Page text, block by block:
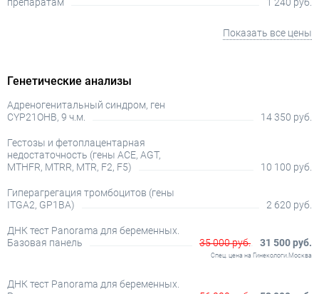
Показать все цены
Генетические анализы
Адреногенитальный синдром, ген
CYP21OHB, 9 ч.м.
14 350 руб.
Гестозы и фетоплацентарная
недостаточность (гены ACE, AGT,
MTHFR, MTRR, MTR, F2, F5)
10 100 руб.
Гиперагрегация тромбоцитов (гены
ITGA2, GP1BA)
2 620 руб.
ДНК тест Panorama для беременных.
Базовая панель
35 000 руб. 31 500 руб.
Спец. цена на Гинекологи.Москва
ДНК тест Panorama для беременных.